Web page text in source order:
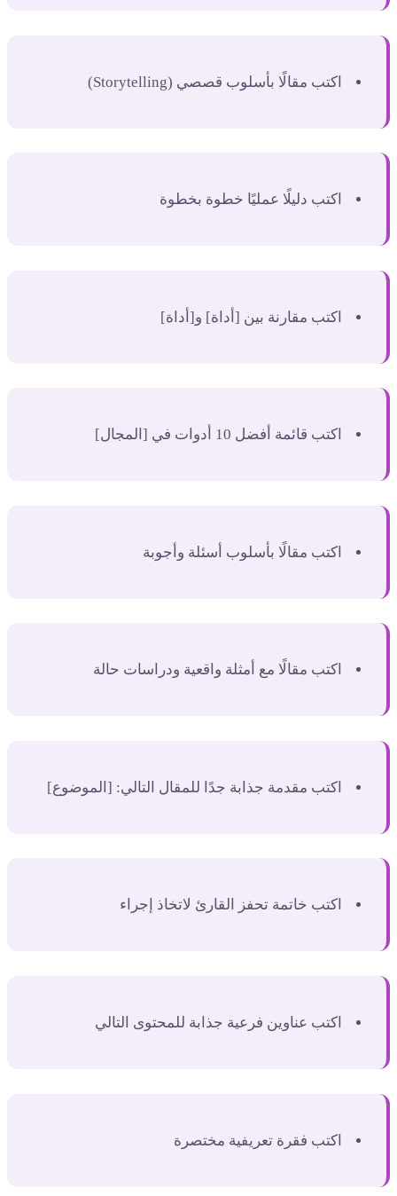
اكتب مقالًا بأسلوب قصصي (Storytelling)
اكتب دليلًا عمليًا خطوة بخطوة
اكتب مقارنة بين [أداة] و[أداة]
اكتب قائمة أفضل 10 أدوات في [المجال]
اكتب مقالًا بأسلوب أسئلة وأجوبة
اكتب مقالًا مع أمثلة واقعية ودراسات حالة
اكتب مقدمة جذابة جدًا للمقال التالي: [الموضوع]
اكتب خاتمة تحفز القارئ لاتخاذ إجراء
اكتب عناوين فرعية جذابة للمحتوى التالي
اكتب فقرة تعريفية مختصرة